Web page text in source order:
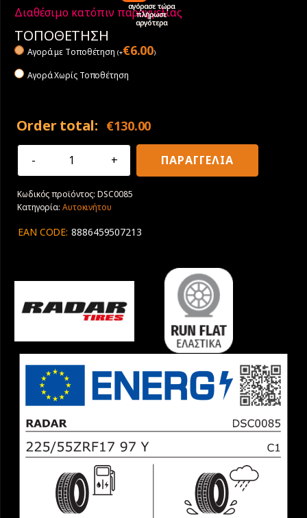
αγόρασε τώρα
πλήρωσε
αργότερα
Διαθέσιμο κατόπιν παραγγελίας
ΤΟΠΟΘΕΤΗΣΗ
Αγορά με Tοποθέτηση (+€6.00)
Αγορά Χωρίς Τοποθέτηση
Order total: €130.00
225/55R17
Dimax
R8+
ποσότητα
ΠΑΡΑΓΓΕΛΙΑ
Κωδικός προϊόντος:DSC0085
Κατηγορία: Αυτοκινήτου
EAN CODE: 8886459507213